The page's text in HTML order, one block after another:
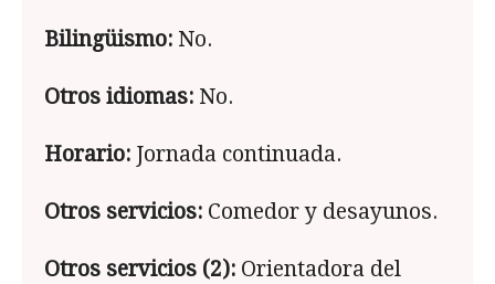
Bilingüismo: No.
Otros idiomas: No.
Horario: Jornada continuada.
Otros servicios: Comedor y desayunos.
Otros servicios (2): Orientadora del